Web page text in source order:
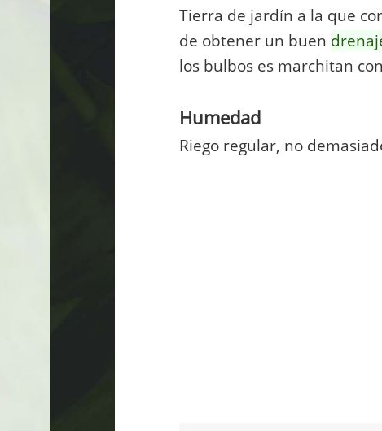
Tierra de jardín a la que
de obtener un buen
los bulbos es marchitan
Humedad
Riego regular, no